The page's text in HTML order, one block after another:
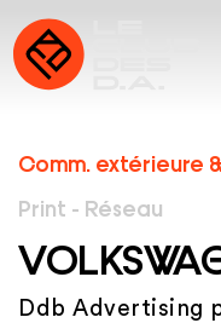
Comm. extérieure
Print - Réseau
Ddb Advertising